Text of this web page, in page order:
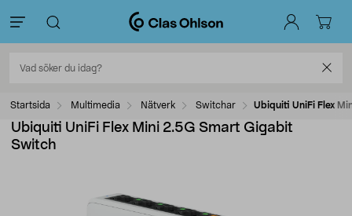
Startsida Multimedia Nätverk Switchar Ubiquiti UniFi Flex
Ubiquiti UniFi Flex Mini 2.5G Smart Gigabit
Switch